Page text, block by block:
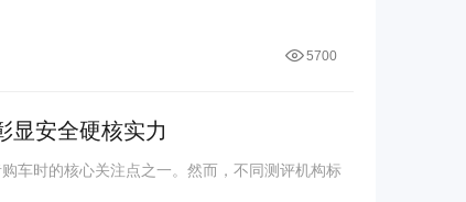
5700
显安全硬核实力
车时的核心关注点之一。然而，不同测评机构标